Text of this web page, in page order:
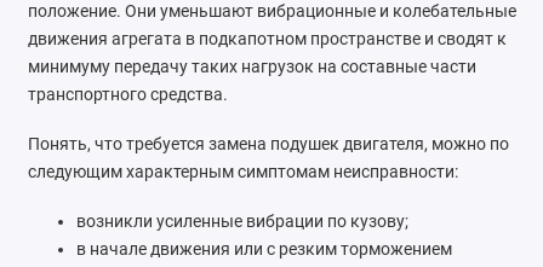
Ремонт электрооборудования
положение. Они уменьшают вибрационные и колебательные
движения агрегата в подкапотном пространстве и сводят к
минимуму передачу таких нагрузок на составные части
транспортного средства.
Понять, что требуется замена подушек двигателя, можно по
следующим характерным симптомам неисправности:
возникли усиленные вибрации по кузову;
в начале движения или с резким торможением